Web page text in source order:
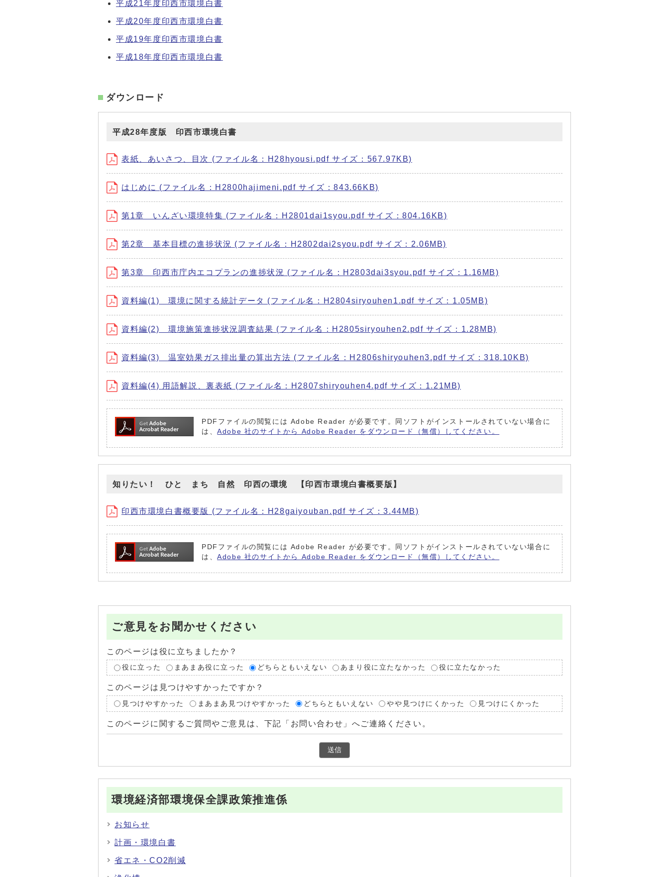
平成21年度印西市環境白書
平成20年度印西市環境白書
平成19年度印西市環境白書
平成18年度印西市環境白書
ダウンロード
平成28年度版 印西市環境白書
表紙、あいさつ、目次 (ファイル名：H28hyousi.pdf サイズ：567.97KB)
はじめに (ファイル名：H2800hajimeni.pdf サイズ：843.66KB)
第1章 いんざい環境特集 (ファイル名：H2801dai1syou.pdf サイズ：804.16KB)
第2章 基本目標の進捗状況 (ファイル名：H2802dai2syou.pdf サイズ：2.06MB)
第3章 印西市庁内エコプランの進捗状況 (ファイル名：H2803dai3syou.pdf サイズ：1.16MB)
資料編(1) 環境に関する統計データ (ファイル名：H2804siryouhen1.pdf サイズ：1.05MB)
資料編(2) 環境施策進捗状況調査結果 (ファイル名：H2805siryouhen2.pdf サイズ：1.28MB)
資料編(3) 温室効果ガス排出量の算出方法 (ファイル名：H2806shiryouhen3.pdf サイズ：318.10KB)
資料編(4) 用語解説、裏表紙 (ファイル名：H2807shiryouhen4.pdf サイズ：1.21MB)
PDFファイルの閲覧には Adobe Reader が必要です。同ソフトがインストールされていない場合に
は、Adobe 社のサイトから Adobe Reader をダウンロード（無償）してください。
知りたい！ ひと まち 自然 印西の環境 【印西市環境白書概要版】
印西市環境白書概要版 (ファイル名：H28gaiyouban.pdf サイズ：3.44MB)
PDFファイルの閲覧には Adobe Reader が必要です。同ソフトがインストールされていない場合に
は、Adobe 社のサイトから Adobe Reader をダウンロード（無償）してください。
ご意見をお聞かせください
このページは役に立ちましたか？
役に立った まあまあ役に立った どちらともいえない あまり役に立たなかった 役に立たなかった
このページは見つけやすかったですか？
見つけやすかった まあまあ見つけやすかった どちらともいえない やや見つけにくかった 見つけにくかった
このページに関するご質問やご意見は、下記「お問い合わせ」へご連絡ください。
環境経済部環境保全課政策推進係
お知らせ
計画・環境白書
省エネ・CO2削減